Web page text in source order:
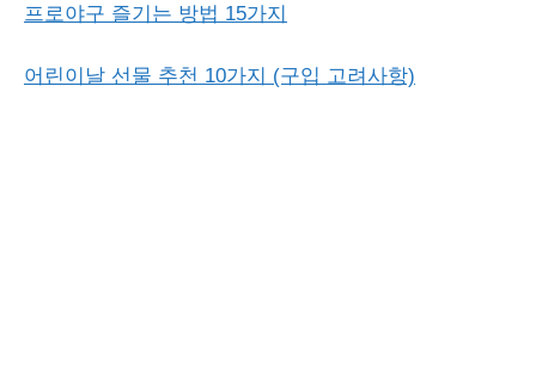
프로야구 즐기는 방법 15가지
어린이날 선물 추천 10가지 (구입 고려사항)